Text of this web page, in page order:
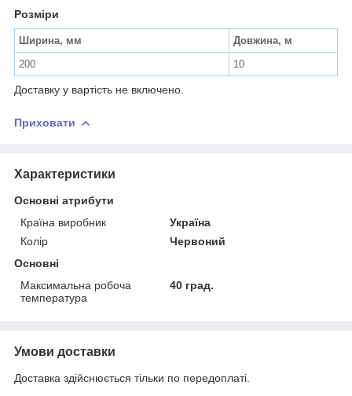
Розміри
Ширина, мм
Довжина, м
200
10
Доставку у вартість не включено.
Приховати
Характеристики
Основні атрибути
Країна виробник
Україна
Колір
Червоний
Основні
Максимальна робоча
температура
40 град.
Умови доставки
Доставка здійснюється тільки по передоплаті.